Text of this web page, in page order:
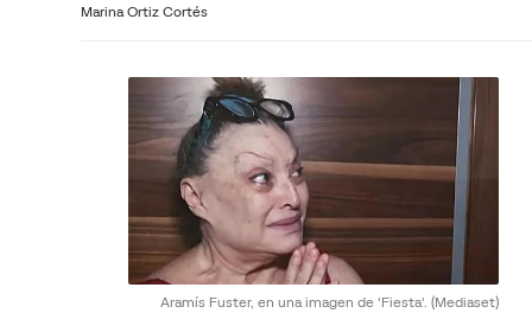
Marina Ortiz Cortés
Aramís Fuster, en una imagen de 'Fiesta'. (Mediaset)